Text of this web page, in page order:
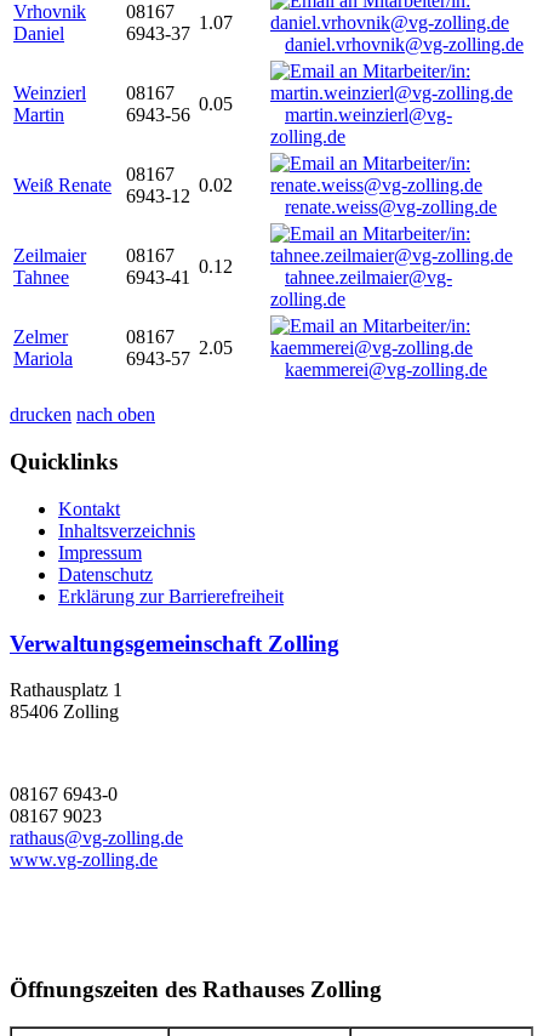
Vrhovnik
Daniel
08167
6943-37
1.07
daniel.vrhovnik@vg-zolling.de
Weinzierl
Martin
08167
6943-56
0.05
martin.weinzierl@vg-
zolling.de
Weiß Renate
08167
6943-12
0.02
renate.weiss@vg-zolling.de
Zeilmaier
Tahnee
08167
6943-41
0.12
tahnee.zeilmaier@vg-
zolling.de
Zelmer
Mariola
08167
6943-57
2.05
kaemmerei@vg-zolling.de
drucken nach oben
Quicklinks
Kontakt
Inhaltsverzeichnis
Impressum
Datenschutz
Erklärung zur Barrierefreiheit
Verwaltungsgemeinschaft Zolling
Rathausplatz 1
85406 Zolling
08167 6943-0
08167 9023
rathaus@vg-zolling.de
www.vg-zolling.de
Öffnungszeiten des Rathauses Zolling